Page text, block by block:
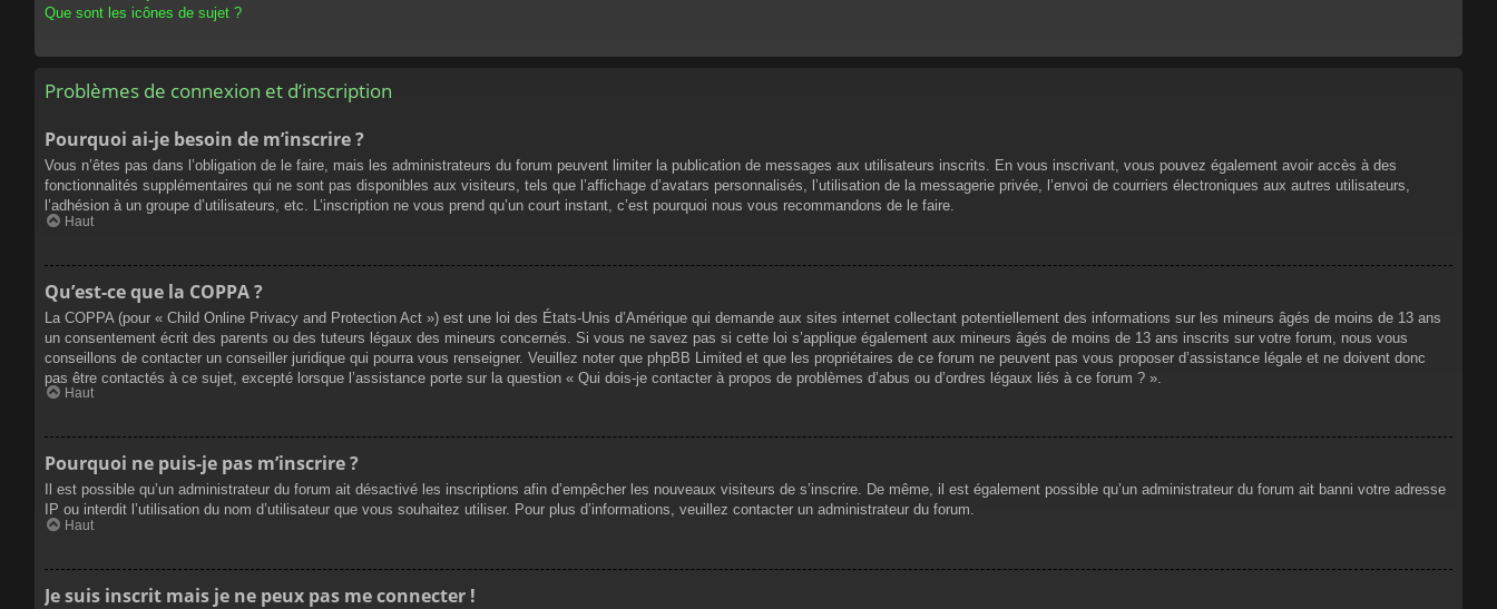
Que sont les icônes de sujet ?
Problèmes de connexion et d’inscription
Pourquoi ai-je besoin de m’inscrire ?
Vous n’êtes pas dans l’obligation de le faire, mais les administrateurs du forum peuvent limiter la publication de messages aux utilisateurs inscrits. En vous inscrivant, vous pouvez également avoir accès à des
fonctionnalités supplémentaires qui ne sont pas disponibles aux visiteurs, tels que l’affichage d’avatars personnalisés, l’utilisation de la messagerie privée, l’envoi de courriers électroniques aux autres utilisateurs,
l’adhésion à un groupe d’utilisateurs, etc. L’inscription ne vous prend qu’un court instant, c’est pourquoi nous vous recommandons de le faire.
Haut
Qu’est-ce que la COPPA ?
La COPPA (pour « Child Online Privacy and Protection Act ») est une loi des États-Unis d’Amérique qui demande aux sites internet collectant potentiellement des informations sur les mineurs âgés de moins de 13 ans
un consentement écrit des parents ou des tuteurs légaux des mineurs concernés. Si vous ne savez pas si cette loi s’applique également aux mineurs âgés de moins de 13 ans inscrits sur votre forum, nous vous
conseillons de contacter un conseiller juridique qui pourra vous renseigner. Veuillez noter que phpBB Limited et que les propriétaires de ce forum ne peuvent pas vous proposer d’assistance légale et ne doivent donc
pas être contactés à ce sujet, excepté lorsque l’assistance porte sur la question « Qui dois-je contacter à propos de problèmes d’abus ou d’ordres légaux liés à ce forum ? ».
Haut
Pourquoi ne puis-je pas m’inscrire ?
Il est possible qu’un administrateur du forum ait désactivé les inscriptions afin d’empêcher les nouveaux visiteurs de s’inscrire. De même, il est également possible qu’un administrateur du forum ait banni votre adresse
IP ou interdit l’utilisation du nom d’utilisateur que vous souhaitez utiliser. Pour plus d’informations, veuillez contacter un administrateur du forum.
Haut
Je suis inscrit mais je ne peux pas me connecter !